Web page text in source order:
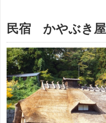
民宿 かやぶき屋